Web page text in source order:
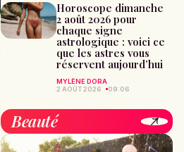
Horoscope dimanche
2 août 2026 pour
chaque signe
astrologique : voici ce
que les astres vous
réservent aujourd’hui
MYLÈNE DORA
2 AOÛT 2026
09:06
Beauté